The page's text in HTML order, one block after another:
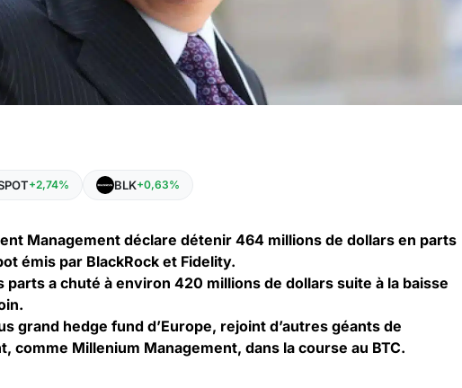
+2,74% BLK+0,63%
Management déclare détenir 464 millions de dollars en parts
émis par BlackRock et Fidelity.
parts a chuté à environ 420 millions de dollars suite à la baisse
grand hedge fund d’Europe, rejoint d’autres géants de
comme Millenium Management, dans la course au BTC.